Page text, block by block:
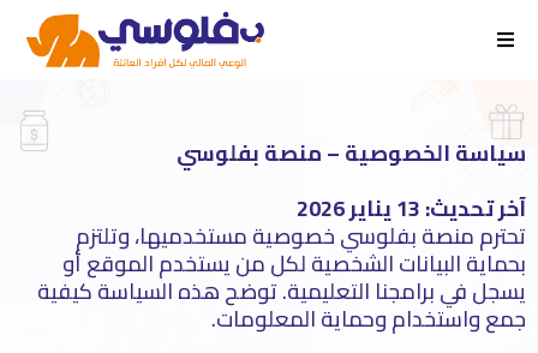
سياسة الخصوصية – منصة بفلوسي
آخر تحديث: 13 يناير 2026
تحترم منصة بفلوسي خصوصية مستخدميها، وتلتزم
بحماية البيانات الشخصية لكل من يستخدم الموقع أو
يسجل في برامجنا التعليمية. توضح هذه السياسة كيفية
جمع واستخدام وحماية المعلومات.